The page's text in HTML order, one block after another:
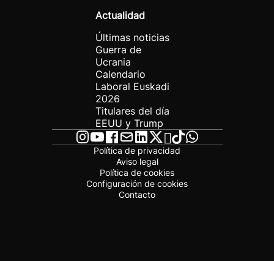
Actualidad
Últimas noticias
Guerra de
Ucrania
Calendario
Laboral Euskadi
2026
Titulares del día
EEUU y Trump
Política de privacidad
Aviso legal
Política de cookies
Configuración de cookies
Contacto